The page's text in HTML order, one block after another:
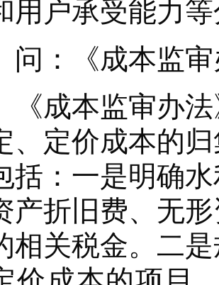
用户承受能力
《成本监审
本监审办法
、定价成本的
括：一是明确
产折旧费、无
相关税金。二